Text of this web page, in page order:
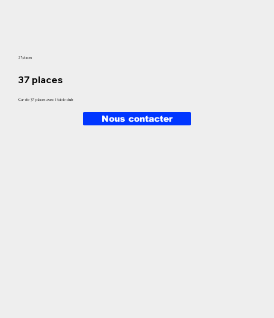
37 places
37 places
Car de 37 places avec 1 table club
Nous contacter